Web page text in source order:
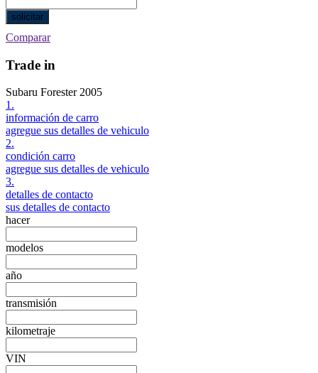
solicitar
Comparar
Trade in
Subaru Forester 2005
1.
información de carro
agregue sus detalles de vehiculo
2.
condición carro
agregue sus detalles de vehiculo
3.
detalles de contacto
sus detalles de contacto
hacer
modelos
año
transmisión
kilometraje
VIN